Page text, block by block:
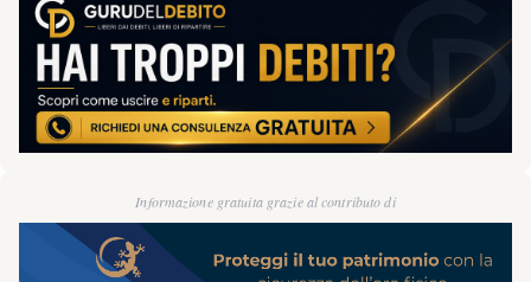
Informazione gratuita grazie al contributo di